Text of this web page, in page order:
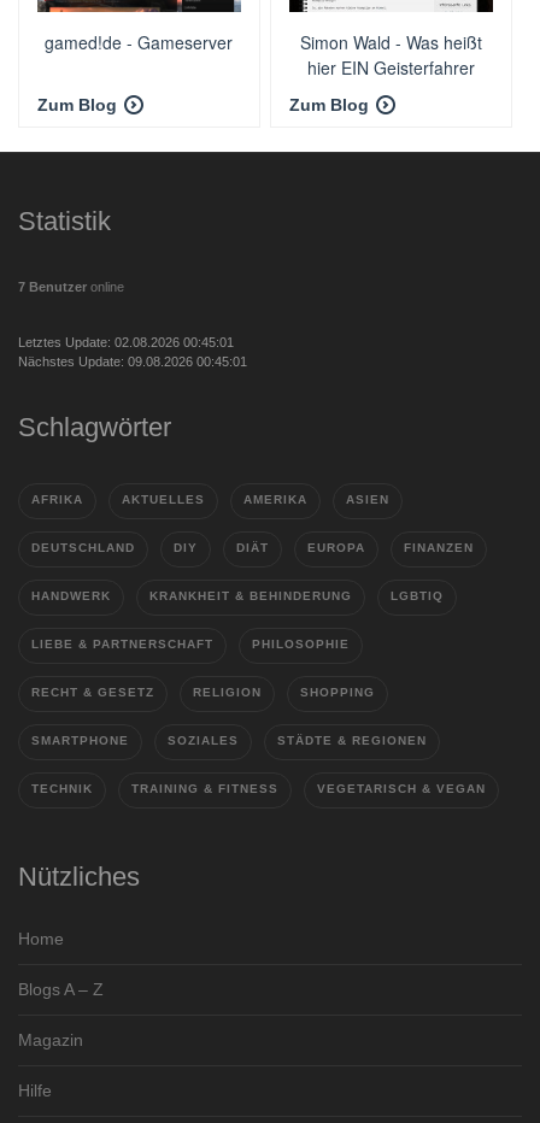
gamed!de - Gameserver
Zum Blog
Simon Wald - Was heißt
hier EIN Geisterfahrer
Zum Blog
Statistik
7 Benutzer online
Letztes Update: 02.08.2026 00:45:01
Nächstes Update: 09.08.2026 00:45:01
Schlagwörter
AFRIKA AKTUELLES AMERIKA ASIEN
DEUTSCHLAND DIY DIÄT EUROPA FINANZEN
HANDWERK KRANKHEIT & BEHINDERUNG LGBTIQ
LIEBE & PARTNERSCHAFT PHILOSOPHIE
RECHT & GESETZ RELIGION SHOPPING
SMARTPHONE SOZIALES STÄDTE & REGIONEN
TECHNIK TRAINING & FITNESS VEGETARISCH & VEGAN
Nützliches
Home
Blogs A – Z
Magazin
Hilfe